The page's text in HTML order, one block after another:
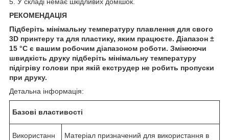
РЕКОМЕНДАЦІЯ
Підберіть мінімальну температуру плавлення для свого
3D принтеру та для пластику, яким працюєте. Діапазон ±
15 °С є вашим робочим діапазоном роботи. Змінюючи
швидкість друку підберіть мінімальну температуру
підігріву голови при якій екструдер не робить пропуски
при друку.
Детальна інформація:
Базові властивості
Використанн
Матеріал призначений для використання в